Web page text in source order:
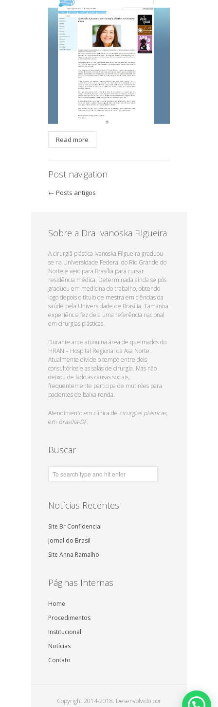
Read more
Post navigation
← Posts antigos
Sobre a Dra Ivanoska Filgueira
A cirurgiã plástica Ivanoska Filgueira graduou-
se na Universidade Federal do Rio Grande do
Norte e veio para Brasília para cursar
residência médica. Determinada ainda se pós
graduou em medicina do trabalho, obtendo
logo depois o titulo de mestra em ciências da
saúde pela Universidade de Brasília. Tamanha
experiência fez dela uma referência nacional
em cirurgias plásticas.
Durante anos atuou na área de queimados do
HRAN – Hospital Regional da Asa Norte.
Atualmente divide o tempo entre dois
consultórios e as salas de cirurgia. Mas não
deixou de lado as causas sociais,
frequentemente participa de mutirões para
pacientes de baixa renda.
Atendimento em clínica de cirurgias plásticas,
em Brasília-DF.
Buscar
Notícias Recentes
Site Br Confidencial
Jornal do Brasil
Site Anna Ramalho
Páginas Internas
Home
Procedimentos
Institucional
Notícias
Contato
Copyright 2014-2018. Desenvolvido por